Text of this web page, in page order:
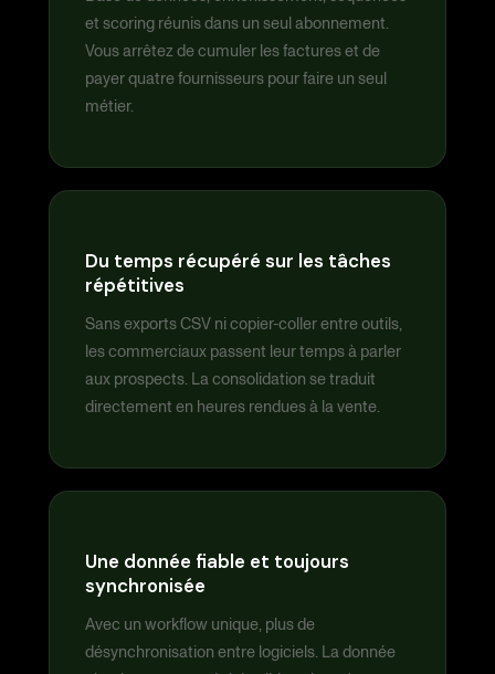
et scoring réunis dans un seul abonnement.
Vous arrêtez de cumuler les factures et de
payer quatre fournisseurs pour faire un seul
métier.
Du temps récupéré sur les tâches
répétitives
Sans exports CSV ni copier-coller entre outils,
les commerciaux passent leur temps à parler
aux prospects. La consolidation se traduit
directement en heures rendues à la vente.
Une donnée fiable et toujours
synchronisée
Avec un workflow unique, plus de
désynchronisation entre logiciels. La donnée